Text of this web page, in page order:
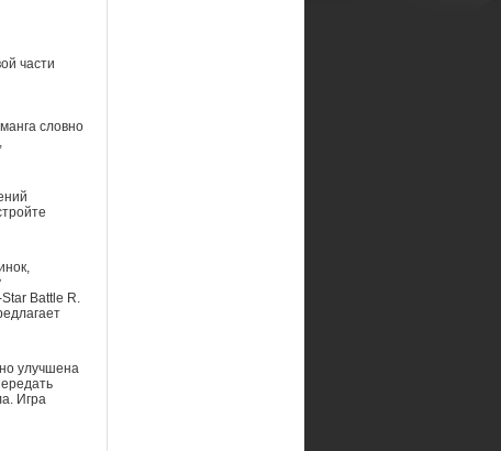
части
словно
Battle R.
улучшена
Игра